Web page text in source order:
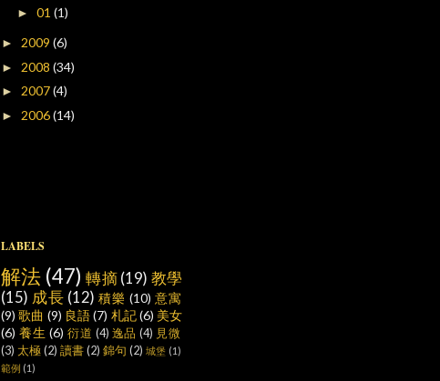
► 01 (1)
► 2009 (6)
► 2008 (34)
► 2007(4)
► 2006(14)
LABELS
解法 (47) 轉摘(19) 教學
(15) 成長 (12) 積樂 (10) 意寓
(9) 歌曲 (9) 良語(7) 札記(6) 美女
(6) 養生 (6) 衍道 (4) 逸品 (4) 見微
(3) 太極 (2) 讀書 (2) 錦句 (2) 城堡 (1)
範例 (1)